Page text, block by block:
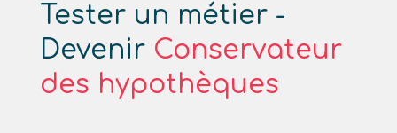
Tester un métier -
Devenir Conservateur
des hypothèques